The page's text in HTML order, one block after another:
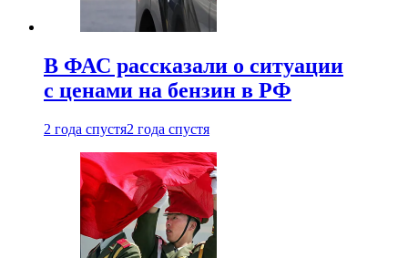
В ФАС рассказали о ситуации
с ценами на бензин в РФ
2 года спустя2 года спустя